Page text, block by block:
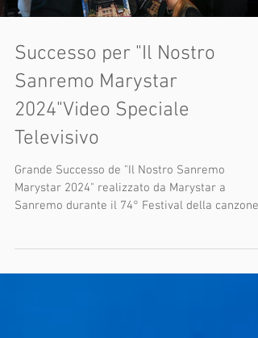
Successo per "Il Nostro
Sanremo Marystar
2024"Video Speciale
Televisivo
Grande Successo de "Il Nostro Sanremo
Marystar 2024" realizzato da Marystar a
Sanremo durante il 74° Festival della canzone